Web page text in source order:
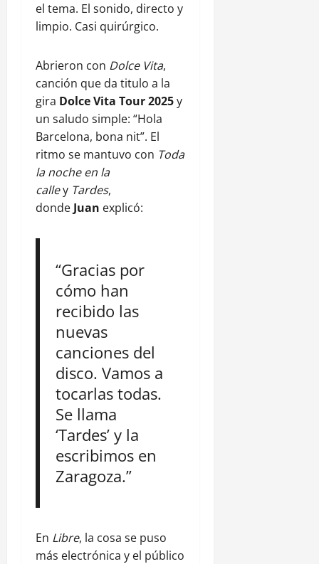
el tema. El sonido, directo y
limpio. Casi quirúrgico.
Abrieron con Dolce Vita,
canción que da titulo a la
gira Dolce Vita Tour 2025y
un saludo simple: “Hola
Barcelona, bona nit”. El
ritmo se mantuvo con Toda
la noche en la
calley Tardes,
donde Juan explicó:
“Gracias por
cómo han
recibido las
nuevas
canciones del
disco. Vamos a
tocarlas todas.
Se llama
‘Tardes’ y la
escribimos en
Zaragoza.”
En Libre, la cosa se puso
más electrónica y el público